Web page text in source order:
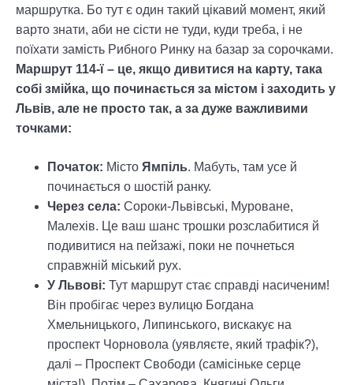
маршрутка. Бо тут є один такий цікавий момент, який
варто знати, аби не сісти не туди, куди треба, і не
поїхати замість Рибного Ринку на базар за сорочками.
Маршрут 114-ї – це, якщо дивитися на карту, така
собі змійка, що починається за містом і заходить у
Львів, але не просто так, а за дуже важливими
точками:
Початок: Місто Ямпіль. Мабуть, там усе й
починається о шостій ранку.
Через села: Сороки-Львівські, Муроване,
Малехів. Це ваш шанс трошки розслабитися й
подивитися на пейзажі, поки не почнеться
справжній міський рух.
У Львові: Тут маршрут стає справді насиченим!
Він пробігає через вулицю Богдана
Хмельницького, Липинського, вискакує на
проспект Чорновола (уявляєте, який трафік?),
далі – Проспект Свободи (самісіньке серце